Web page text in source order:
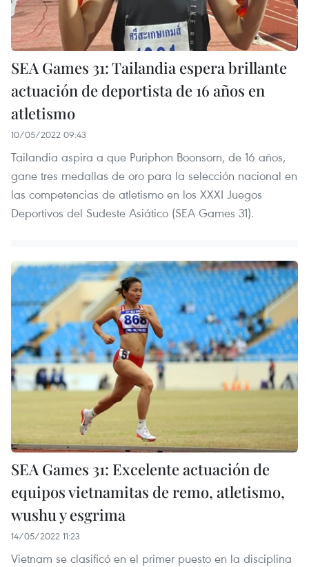
SEA Games 31: Tailandia espera brillante
actuación de deportista de 16 años en
atletismo
10/05/2022 09:43
Tailandia aspira a que Puriphon Boonsorn, de 16 años,
gane tres medallas de oro para la selección nacional en
las competencias de atletismo en los XXXI Juegos
Deportivos del Sudeste Asiático (SEA Games 31).
SEA Games 31: Excelente actuación de
equipos vietnamitas de remo, atletismo,
wushu y esgrima
14/05/2022 11:23
Vietnam se clasificó en el primer puesto en la disciplina